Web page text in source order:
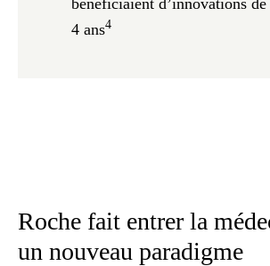
bénéficiaient d’innovations
4 ans4
Roche fait entrer la
un nouveau paradigme